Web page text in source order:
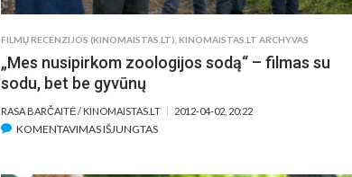
FILMŲ RECENZIJOS (KINOMAISTAS.LT) ,KINOMAISTAS.LT ARCHYVAS
„Mes nusipirkom zoologijos sodą“ – filmas su
sodu, bet be gyvūnų
RASA BARČAITĖ / KINOMAISTAS.LT 2012-04-02, 20:22
KOMENTAVIMAS IŠJUNGTASĮRAŠE